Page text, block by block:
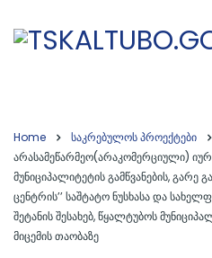
Home
საკრებულოს პროექტები
არასამეწარმეო(არაკომერციული)
მუნიციპალიტეტის გამწვანების, გარე
ცენტრის’’ საშტატო ნუსხასა და
შეტანის შესახებ, წყალტუბოს
მიცემის თაობაზე